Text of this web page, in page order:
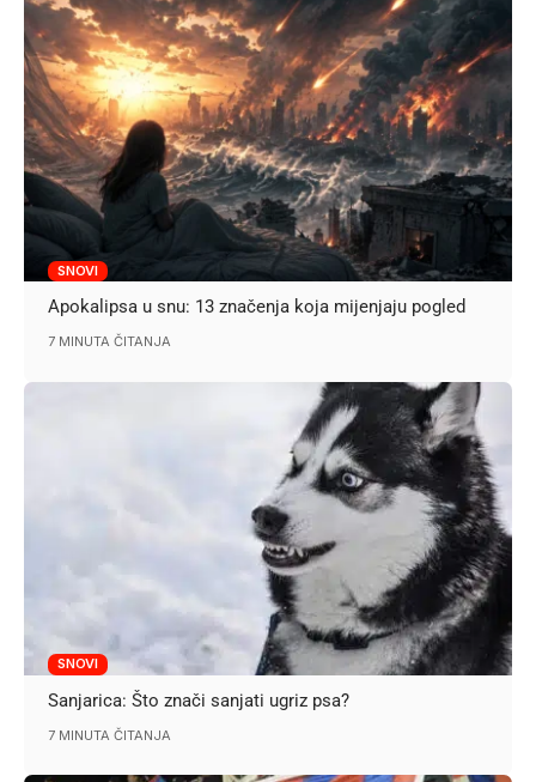
SNOVI
Apokalipsa u snu: 13 značenja koja mijenjaju pogled
7 MINUTA ČITANJA
SNOVI
Sanjarica: Što znači sanjati ugriz psa?
7 MINUTA ČITANJA